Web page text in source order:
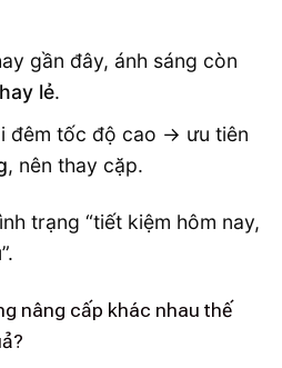
gần đây, ánh sáng còn
lẻ.
đêm tốc độ cao → ưu tiên
, nên thay cặp.
trạng “tiết kiệm hôm nay,
nâng cấp khác nhau thế